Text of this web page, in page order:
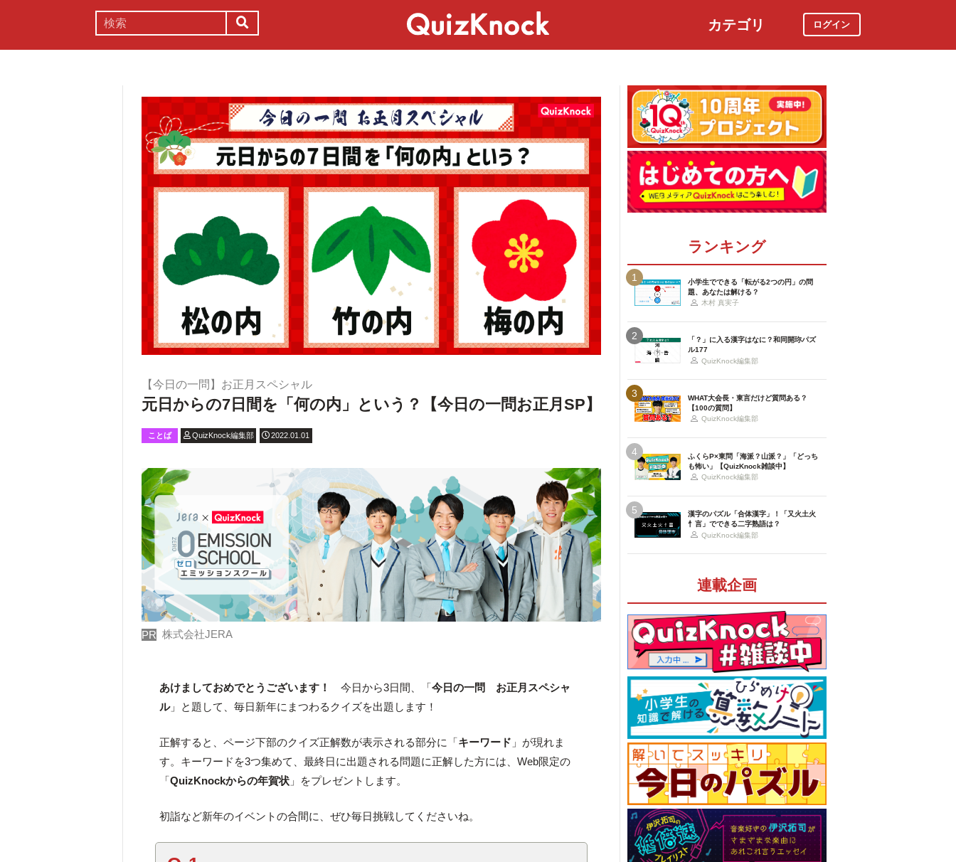
カテゴリ ログイン
【今日の一問】お正月スペシャル
元日からの7日間を「何の内」という？【今日の一問お正月SP】
ことば QuizKnock編集部 2022.01.01
PR 株式会社JERA
あけましておめでとうございます！ 今日から3日間、「今日の一問 お正月スペシャ
ル」と題して、毎日新年にまつわるクイズを出題します！
正解すると、ページ下部のクイズ正解数が表示される部分に「キーワード 」が現れま
す。キーワードを3つ集めて、最終日に出題される問題に正解した方には、Web限定の
「QuizKnockからの年賀状 」をプレゼントします。
初詣など新年のイベントの合間に、ぜひ毎日挑戦してくださいね。
ランキング
1
小学生でできる「転がる2つの円」の問
題、あなたは解ける？
木村 真実子
2
「？」に入る漢字はなに？和同開珎パズ
ル177
QuizKnock編集部
3
WHAT大会長・東言だけど質問ある？
【100の質問】
QuizKnock編集部
4
ふくらP×東問「海派？山派？」「どっち
も怖い」【QuizKnock雑談中】
QuizKnock編集部
5
漢字のパズル「合体漢字」！「又火土火
忄言」でできる二字熟語は？
QuizKnock編集部
連載企画